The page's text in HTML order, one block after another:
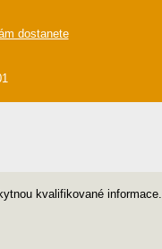
dostanete
kvalifikované informace.